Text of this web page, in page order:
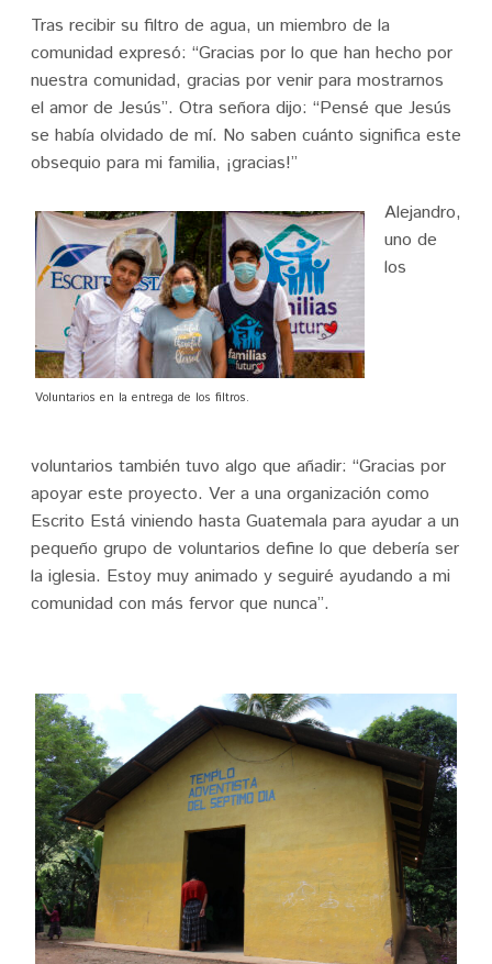
Tras recibir su filtro de agua, un miembro de la
comunidad expresó: “Gracias por lo que han hecho por
nuestra comunidad, gracias por venir para mostrarnos
el amor de Jesús”. Otra señora dijo: “Pensé que Jesús
se había olvidado de mí. No saben cuánto significa este
obsequio para mi familia, ¡gracias!”
Voluntarios en la entrega de los filtros.
Alejandro,
uno de
los
voluntarios también tuvo algo que añadir: “Gracias por
apoyar este proyecto. Ver a una organización como
Escrito Está viniendo hasta Guatemala para ayudar a un
pequeño grupo de voluntarios define lo que debería ser
la iglesia. Estoy muy animado y seguiré ayudando a mi
comunidad con más fervor que nunca”.